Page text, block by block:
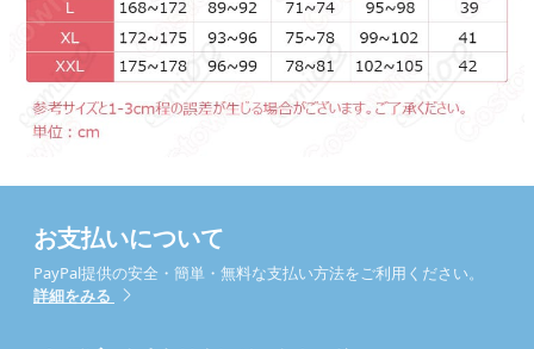
お支払いについて
PayPal提供の安全・簡単・無料な支払い方法をご利用ください。
詳細をみる